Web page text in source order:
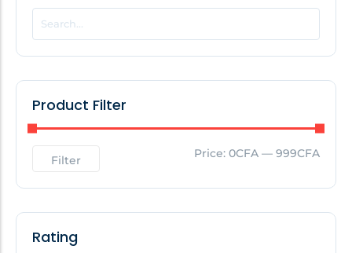
POPULAR THIS WEEK
No Posts Found!
No Posts Found!
Product Filter
Filter Price: 0CFA — 999CFA
Rating